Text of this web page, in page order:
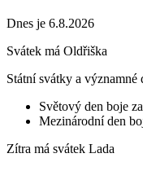
Dnes je 6.8.2026
Svátek má Oldřiška
Státní svátky a významné
Světový den boje
Mezinárodní den
Zítra má svátek Lada